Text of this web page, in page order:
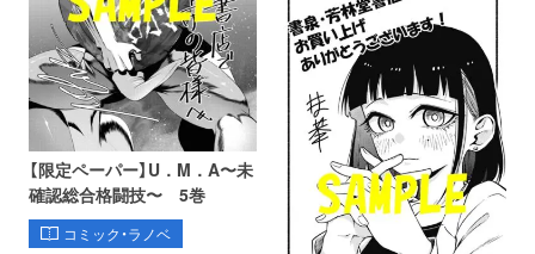
【限定ペーパー】U．M．A〜未
確認総合格闘技〜 5巻
コミック・ラノベ